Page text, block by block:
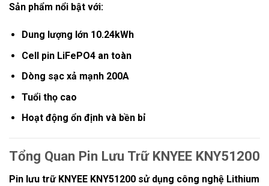
Sản phẩm nổi bật với:
Dung lượng lớn 10.24kWh
Cell pin LiFePO4 an toàn
Dòng sạc xả mạnh 200A
Tuổi thọ cao
Hoạt động ổn định và bền bỉ
Tổng Quan Pin Lưu Trữ KNYEE KNY51200
Pin lưu trữ KNYEE KNY51200 sử dụng công nghệ Lithium